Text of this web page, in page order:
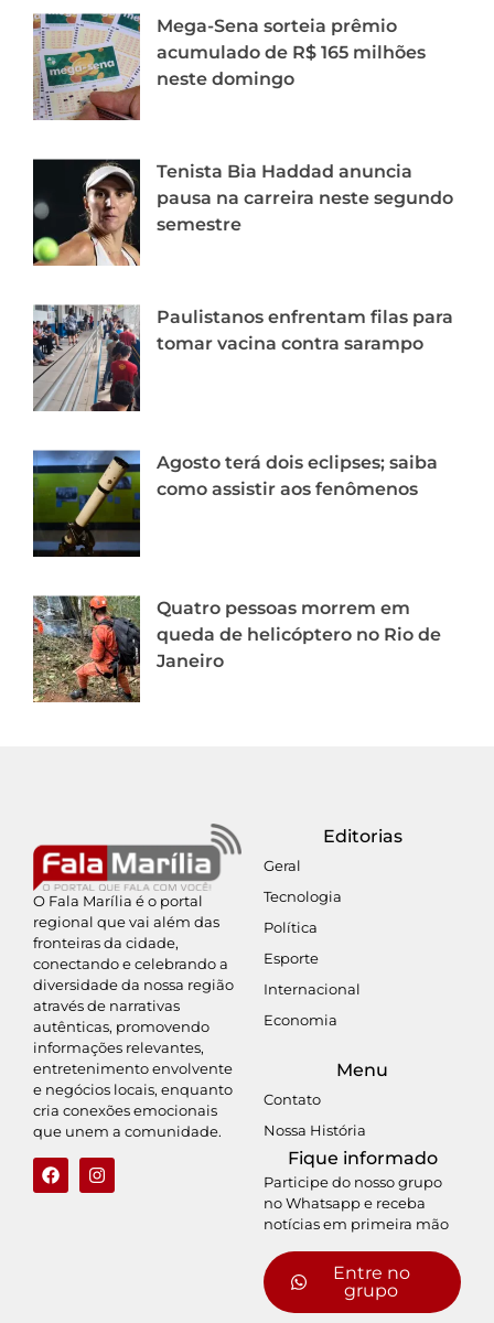
Mega-Sena sorteia prêmio
acumulado de R$ 165 milhões
neste domingo
Tenista Bia Haddad anuncia
pausa na carreira neste segundo
semestre
Paulistanos enfrentam filas para
tomar vacina contra sarampo
Agosto terá dois eclipses; saiba
como assistir aos fenômenos
Quatro pessoas morrem em
queda de helicóptero no Rio de
Janeiro
O Fala Marília é o portal
regional que vai além das
fronteiras da cidade,
conectando e celebrando a
diversidade da nossa região
através de narrativas
autênticas, promovendo
informações relevantes,
entretenimento envolvente
e negócios locais, enquanto
cria conexões emocionais
que unem a comunidade.
Editorias
Geral
Tecnologia
Política
Esporte
Internacional
Economia
Menu
Contato
Nossa História
Fique informado
Participe do nosso grupo
no Whatsapp e receba
notícias em primeira mão
Entre no
grupo